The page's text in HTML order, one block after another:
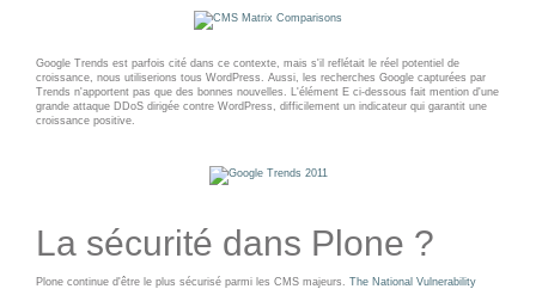
Google Trends est parfois cité dans ce contexte, mais s'il reflétait le réel potentiel de
croissance, nous utiliserions tous WordPress. Aussi, les recherches Google capturées par
Trends n'apportent pas que des bonnes nouvelles. L'élément E ci-dessous fait mention d'une
grande attaque DDoS dirigée contre WordPress, difficilement un indicateur qui garantit une
croissance positive.
La sécurité dans Plone ?
Plone continue d'être le plus sécurisé parmi les CMS majeurs. The National Vulnerability